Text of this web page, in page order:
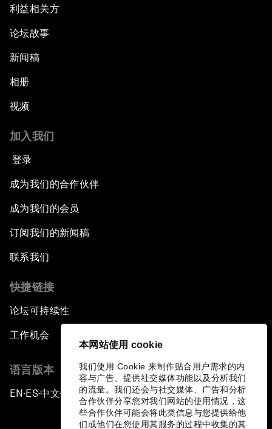
本网站使用 cookie
我们使用 Cookie 来制作贴合用户需求的内
容与广告、提供社交媒体功能以及分析我们
的流量。我们还会与社交媒体、广告和分析
合作伙伴分享您对我们网站的使用情况，这
些合作伙伴可能会将此类信息与您提供给他
们或他们在您使用其服务的过程中收集的其
利益相关方
论坛故事
新闻稿
相册
视频
加入我们
登录
成为我们的合作伙伴
成为我们的会员
订阅我们的新闻稿
联系我们
快捷链接
论坛可持续性
工作机会
语言版本
EN ▪ ES▪中文▪ 日本語